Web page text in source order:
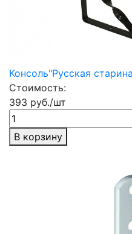
Консоль"Русская
Стоимость:
393 руб./шт
В корзину